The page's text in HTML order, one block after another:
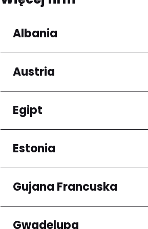
Albania
Regiony
Qarku i Tiranës
Austria
Regiony
Niederösterreich
Egipt
Regiony
Kair
Estonia
Regiony
Harju maakond
Gujana Francuska
Regiony
Gwadelupa